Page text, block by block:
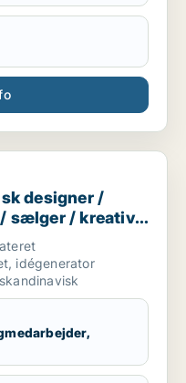
/
designer /
sælger / kreativ
idégenerator